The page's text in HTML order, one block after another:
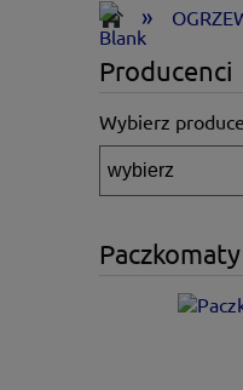
»
Producenci
Wybierz